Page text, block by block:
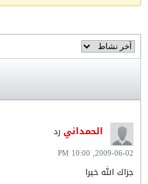
الحمداني رد
2009-06-02, 10:00 PM
جزاك الله خيرا